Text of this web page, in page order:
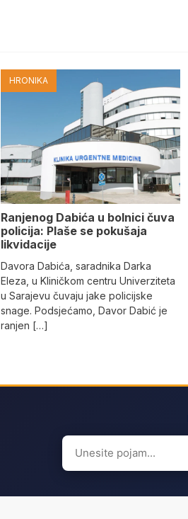
HRONIKA
Ranjenog Dabića u bolnici čuva
policija: Plaše se pokušaja
likvidacije
Davora Dabića, saradnika Darka
Eleza, u Kliničkom centru Univerziteta
u Sarajevu čuvaju jake policijske
snage. Podsjećamo, Davor Dabić je
ranjen […]
Search
for: